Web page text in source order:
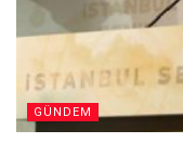
GÜNDEM